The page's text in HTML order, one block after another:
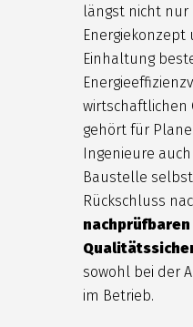
längst nicht nur
Energiekonzept
Einhaltung
wirtschaftlichen
gehört für
Ingenieure
Baustelle
Rückschluss
nachprüfbaren
sowohl bei der
im Betrieb.